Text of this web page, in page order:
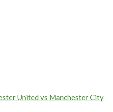
United vs Manchester City